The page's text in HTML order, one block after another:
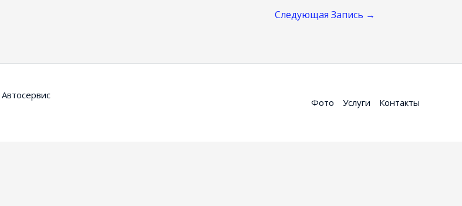
Следующая Запись →
Автосервис
Фото Услуги Контакты